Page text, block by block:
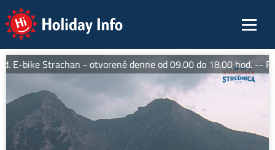
Holiday Info
bike Strachan - otvorené denne od 09.00 do 18.00 hod. --